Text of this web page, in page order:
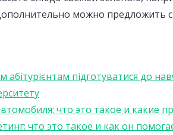
можно предложить
абітурієнтам підготуватися до
что это такое и какие
что это такое и как он